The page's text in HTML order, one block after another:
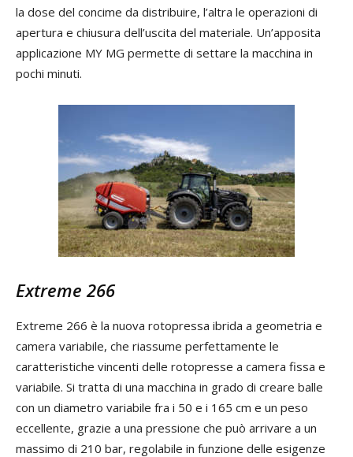
la dose del concime da distribuire, l’altra le operazioni di
apertura e chiusura dell’uscita del materiale. Un’apposita
applicazione MY MG permette di settare la macchina in
pochi minuti.
Extreme 266
Extreme 266 è la nuova rotopressa ibrida a geometria e
camera variabile, che riassume perfettamente le
caratteristiche vincenti delle rotopresse a camera fissa e
variabile. Si tratta di una macchina in grado di creare balle
con un diametro variabile fra i 50 e i 165 cm e un peso
eccellente, grazie a una pressione che può arrivare a un
massimo di 210 bar, regolabile in funzione delle esigenze